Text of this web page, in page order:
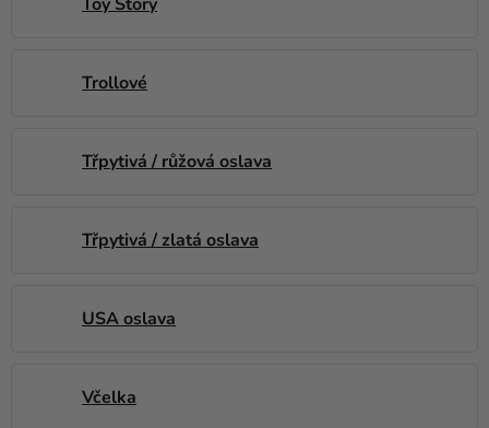
Trollové
Třpytivá / růžová oslava
Třpytivá / zlatá oslava
USA oslava
Včelka